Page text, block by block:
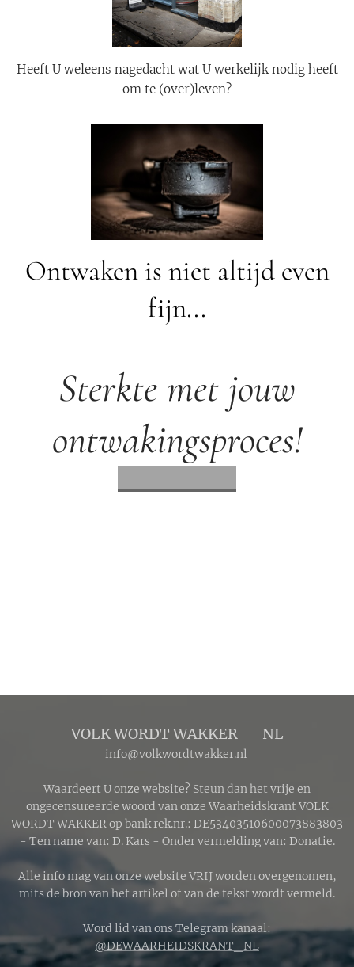
Heeft U weleens nagedacht wat U werkelijk nodig heeft
om te (over)leven?
Ontwaken is niet altijd even
fijn...
Sterkte met jouw
ontwakingsproces!
VOLK WORDT WAKKER 🔴 NL
info@volkwordtwakker.nl
Waardeert U onze website? Steun dan het vrije en
ongecensureerde woord van onze Waarheidskrant VOLK
WORDT WAKKER op bank rek.nr.: DE53403510600073883803
- Ten name van: D. Kars - Onder vermelding van: Donatie.
Alle info mag van onze website VRIJ worden overgenomen,
mits de bron van het artikel of van de tekst wordt vermeld.
Word lid van ons Telegram kanaal:
@DEWAARHEIDSKRANT_NL